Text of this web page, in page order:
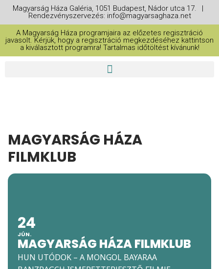
Magyarság Háza Galéria, 1051 Budapest, Nádor utca 17. |
Rendezvényszervezés: info@magyarsaghaza.net
A Magyarság Háza programjaira az előzetes regisztráció
javasolt. Kérjük, hogy a regisztráció megkezdéséhez kattintson
a kiválasztott programra! Tartalmas időtöltést kívánunk!
MAGYARSÁG HÁZA
FILMKLUB
24
JÚN.
MAGYARSÁG HÁZA FILMKLUB
HUN UTÓDOK – A MONGOL BAYARAA